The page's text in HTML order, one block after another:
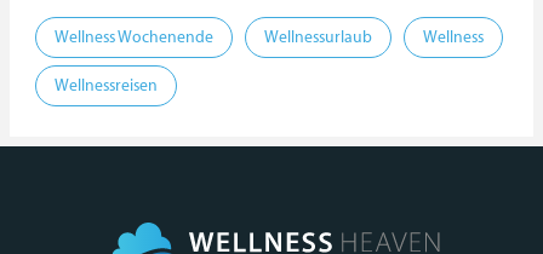
Wellness Wochenende Wellnessurlaub Wellness
Wellnessreisen